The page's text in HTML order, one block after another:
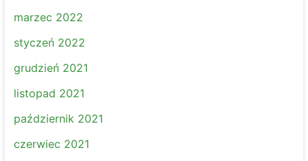
marzec 2022
styczeń 2022
grudzień 2021
listopad 2021
październik 2021
czerwiec 2021